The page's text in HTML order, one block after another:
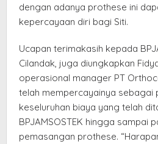
dengan adanya prothese ini
kepercayaan diri bagi Siti.
Ucapan terimakasih kepada
Cilandak, juga diungkapkan
operasional manager PT
telah mempercayainya sebagai
keseluruhan biaya yang telah
BPJAMSOSTEK hingga sampai
pemasangan prothese.